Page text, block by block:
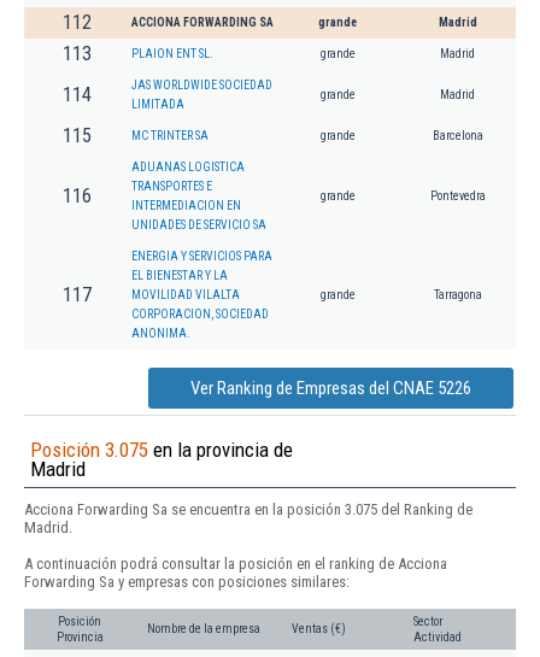
112 ACCIONA FORWARDING SA grande Madrid
113 PLAION ENT SL. grande Madrid
114
JAS WORLDWIDE SOCIEDAD
LIMITADA
grande Madrid
115 MC TRINTER SA grande Barcelona
116
ADUANAS LOGISTICA
TRANSPORTES E
INTERMEDIACION EN
UNIDADES DE SERVICIO SA
grande Pontevedra
117
ENERGIA Y SERVICIOS PARA
EL BIENESTAR Y LA
MOVILIDAD VILALTA
CORPORACION, SOCIEDAD
ANONIMA.
grande Tarragona
Ver Ranking de Empresas del CNAE 5226
Posición 3.075 en la provincia de
Madrid
Acciona Forwarding Sa se encuentra en la posición 3.075 del Ranking de
Madrid.
A continuación podrá consultar la posición en el ranking de Acciona
Forwarding Sa y empresas con posiciones similares:
Posición
Provincia
Nombre de la empresa Ventas (€)
Sector
Actividad